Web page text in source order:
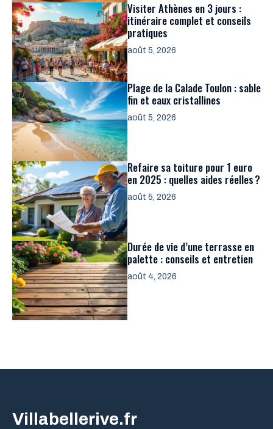
Visiter Athènes en 3 jours :
itinéraire complet et conseils
pratiques
août 5, 2026
Plage de la Calade Toulon : sable
fin et eaux cristallines
août 5, 2026
Refaire sa toiture pour 1 euro
en 2025 : quelles aides réelles ?
août 5, 2026
Durée de vie d’une terrasse en
palette : conseils et entretien
août 4, 2026
Villabellerive.fr